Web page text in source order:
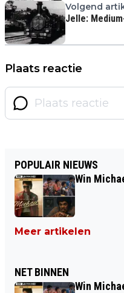
Volgend
Jelle:
Plaats reactie
POPULAIR NIEUWS
Win
Meer artikelen
NET BINNEN
Win